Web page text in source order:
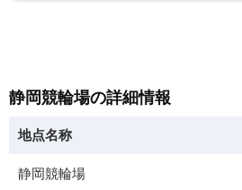
静岡競輪場の詳細情報
地点名称
静岡競輪場